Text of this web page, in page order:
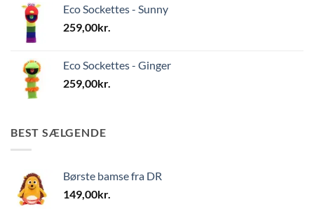
Eco Sockettes - Sunny
259,00kr.
Eco Sockettes - Ginger
259,00kr.
BEST SÆLGENDE
Børste bamse fra DR
149,00kr.